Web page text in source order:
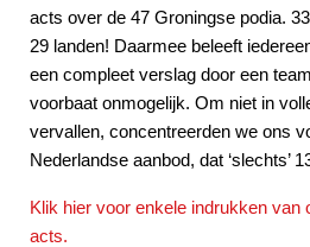
acts over de 47 Groningse podia.
29 landen! Daarmee beleeft
een compleet verslag door een
voorbaat onmogelijk. Om niet in
vervallen, concentreerden we ons
Nederlandse aanbod, dat ‘slechts’
Klik hier voor enkele indrukken van
acts.